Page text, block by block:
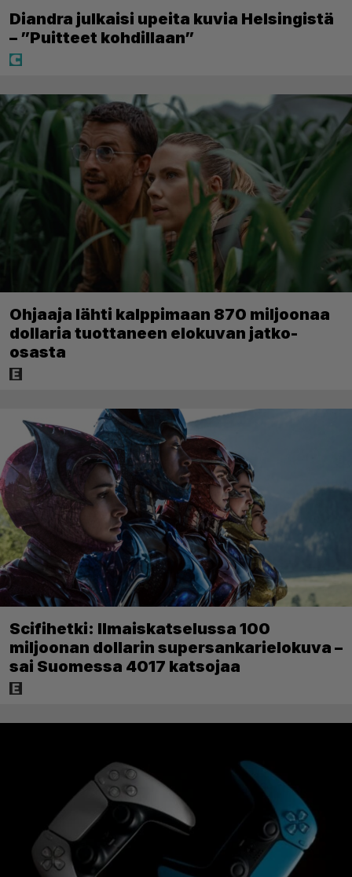
Diandra julkaisi upeita kuvia Helsingistä
– ”Puitteet kohdillaan”
Ohjaaja lähti kalppimaan 870 miljoonaa
dollaria tuottaneen elokuvan jatko-
osasta
Scifihetki: Ilmaiskatselussa 100
miljoonan dollarin supersankarielokuva –
sai Suomessa 4017 katsojaa